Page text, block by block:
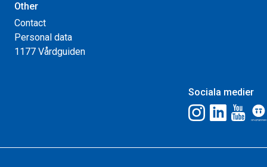
Other
Contact
Personal data
1177 Vårdguiden
Sociala medier